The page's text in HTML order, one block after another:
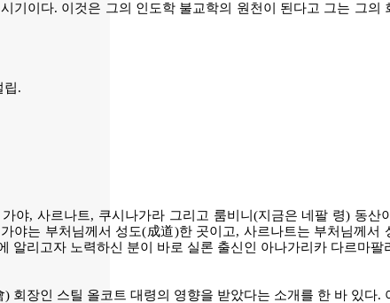
기이다. 이것은 그의 인도학 불교학의 원천이 된다고 그는 그의
립.
야, 사르나트, 쿠시나가라 그리고 룸비니(지금은 네팔 령) 동산
야는 부처님께서 성도(成道)한 곳이고, 사르나트는 부처님께서
알리고자 노력하신 분이 바로 실론 출신인 아나가리카 다르마팔
회장인 스틸 올코트 대령의 영향을 받았다는 소개를 한 바 있다.